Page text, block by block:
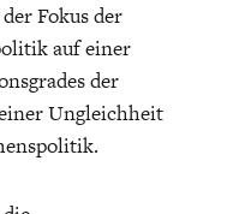
Fokus der
auf einer
der
Ungleichheit